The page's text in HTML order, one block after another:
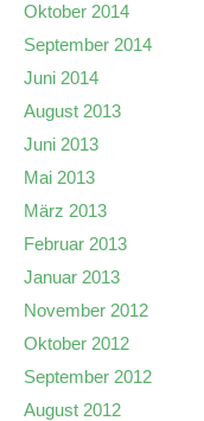
Oktober 2014
September 2014
Juni 2014
August 2013
Juni 2013
Mai 2013
März 2013
Februar 2013
Januar 2013
November 2012
Oktober 2012
September 2012
August 2012